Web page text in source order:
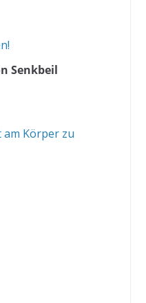
Senkbeil
am Körper zu